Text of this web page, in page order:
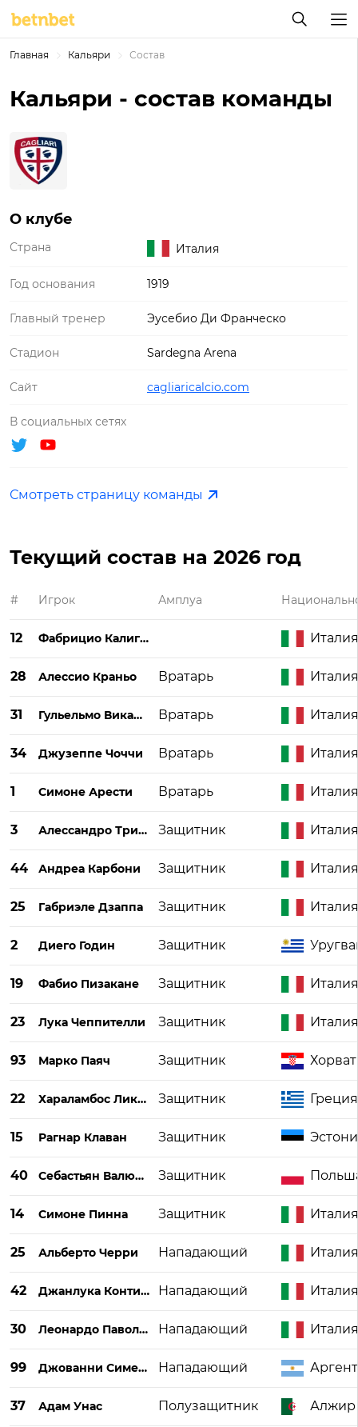
Главная Кальяри Состав
Кальяри - состав команды
О клубе
Страна Италия
Год основания 1919
Главный тренер Эусебио Ди Франческо
Стадион Sardegna Arena
Сайт cagliaricalcio.com
В социальных сетях
Смотреть страницу команды
Текущий состав на 2026 год
# Игрок Амплуа
12 Фабрицио Калигара Италия
28 Алессио Краньо Вратарь Италия
31 Гульельмо Викарио Вратарь Италия
34 Джузеппе Чоччи Вратарь Италия
1 Симоне Арести Вратарь Италия
3 Алессандро Трипальделли Защитник Италия
44 Андреа Карбони Защитник Италия
25 Габриэле Дзаппа Защитник Италия
2 Диего Годин Защитник
19 Фабио Пизакане Защитник Италия
23 Лука Чеппителли Защитник Италия
93 Марко Паяч Защитник
22 Хараламбос Ликояннис Защитник Греция
15 Рагнар Клаван Защитник
40 Себастьян Валюкевич Защитник
14 Симоне Пинна Защитник Италия
25 Альберто Черри Нападающий Италия
42 Джанлука Контини Нападающий Италия
30 Леонардо Паволетти Нападающий Италия
99 Джованни Симеоне Нападающий
37 Адам Унас Полузащитник Алжир